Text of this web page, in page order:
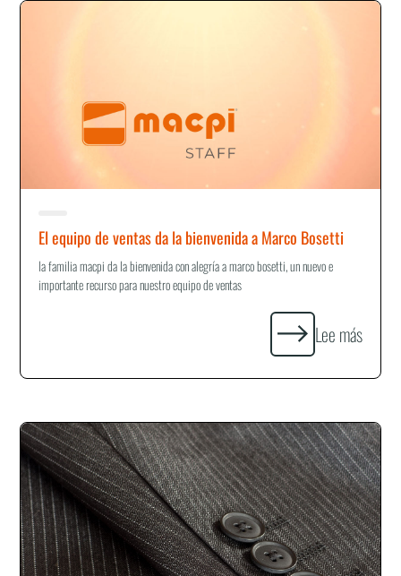
El equipo de ventas da la bienvenida a Marco Bosetti
la familia macpi da la bienvenida con alegría a marco bosetti, un nuevo e
importante recurso para nuestro equipo de ventas
Lee más